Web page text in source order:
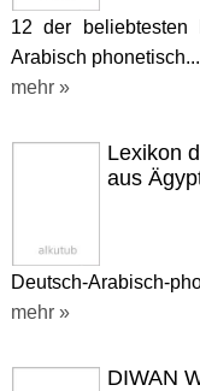
12 der beliebtesten
Arabisch phonetisch...
mehr »
Lexikon
aus
Deutsch-Arabisch-
mehr »
DIWAN